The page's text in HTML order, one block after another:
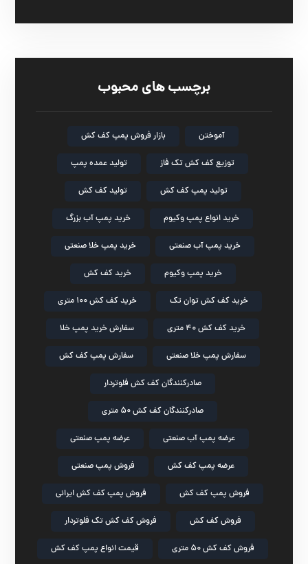
برچسب های محبوب
آموختن بازار فروش پمپ کف کش
توزیع کف کش تک فاز تولید عمده پمپ
تولید پمپ کف کش تولید کف کش
خرید انواع پمپ وکیوم خرید پمپ آب بزرگ
خرید پمپ آب صنعتی خرید پمپ خلا صنعتی
خرید پمپ وکیوم خرید کف کش
خرید کف کش توان تک خرید کف کش ۱۰۰ متری
خرید کف کش ۴۰ متری سفارش خرید پمپ خلا
سفارش پمپ خلا صنعتی سفارش پمپ کف کش
صادرکنندگان کف کش فلوتردار
صادرکنندگان کف کش ۵۰ متری
عرضه پمپ آب صنعتی عرضه پمپ صنعتی
عرضه پمپ کف کش فروش پمپ صنعتی
فروش پمپ کف کش فروش پمپ کف کش ایرانی
فروش کف کش فروش کف کش تک فلوتردار
فروش کف کش ۵۰ متری قیمت انواع پمپ کف کش